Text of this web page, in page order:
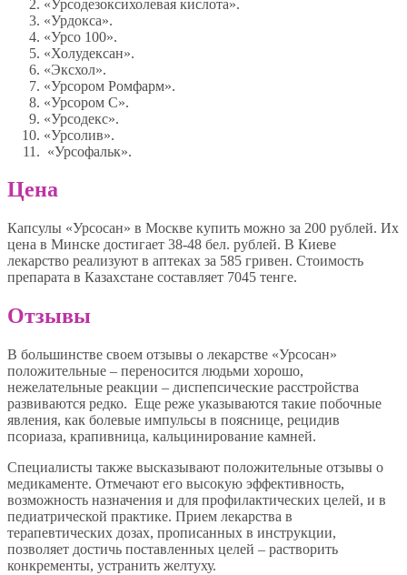
«Урсодезоксихолевая кислота».
«Урдокса».
«Урсо 100».
«Холудексан».
«Эксхол».
«Урсором Ромфарм».
«Урсором С».
«Урсодекс».
«Урсолив».
«Урсофальк».
Цена
Капсулы «Урсосан» в Москве купить можно за 200 рублей. Их
цена в Минске достигает 38-48 бел. рублей. В Киеве
лекарство реализуют в аптеках за 585 гривен. Стоимость
препарата в Казахстане составляет 7045 тенге.
Отзывы
В большинстве своем отзывы о лекарстве «Урсосан»
положительные – переносится людьми хорошо,
нежелательные реакции – диспепсические расстройства
развиваются редко. Еще реже указываются такие побочные
явления, как болевые импульсы в пояснице, рецидив
псориаза, крапивница, кальцинирование камней.
Специалисты также высказывают положительные отзывы о
медикаменте. Отмечают его высокую эффективность,
возможность назначения и для профилактических целей, и в
педиатрической практике. Прием лекарства в
терапевтических дозах, прописанных в инструкции,
позволяет достичь поставленных целей – растворить
конкременты, устранить желтуху.